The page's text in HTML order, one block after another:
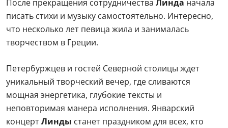
После прекращения сотрудничества Линда начала
писать стихи и музыку самостоятельно. Интересно,
что несколько лет певица жила и занималась
творчеством в Греции.
Петербуржцев и гостей Северной столицы ждет
уникальный творческий вечер, где сливаются
мощная энергетика, глубокие тексты и
неповторимая манера исполнения. Январский
концертЛинды станет праздником для всех, кто